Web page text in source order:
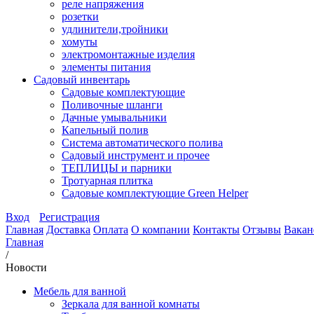
реле напряжения
розетки
удлинители,тройники
хомуты
электромонтажные изделия
элементы питания
Садовый инвентарь
Садовые комплектующие
Поливочные шланги
Дачные умывальники
Капельный полив
Система автоматического полива
Садовый инструмент и прочее
ТЕПЛИЦЫ и парники
Тротуарная плитка
Садовые комплектующие Green Helper
Вход
Регистрация
Главная Доставка Оплата О компании Контакты Отзывы
Главная
/
Новости
Мебель для ванной
Зеркала для ванной комнаты